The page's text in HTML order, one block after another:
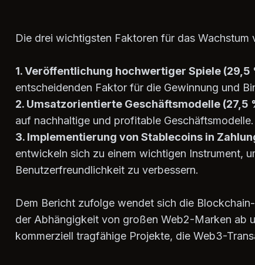
Die drei wichtigsten Faktoren für das Wachstum
1. Veröffentlichung hochwertiger Spiele (29,5
entscheidenden Faktor für die Gewinnung und
2. Umsatzorientierte Geschäftsmodelle (27,5
auf nachhaltige und profitable Geschäftsmodelle.
3. Implementierung von Stablecoins in
entwickeln sich zu einem wichtigen Instrument,
Benutzerfreundlichkeit zu verbessern.
Dem Bericht zufolge wendet sich die
der Abhängigkeit von großen Web2-Marken ab
kommerziell tragfähige Projekte, die Web3-